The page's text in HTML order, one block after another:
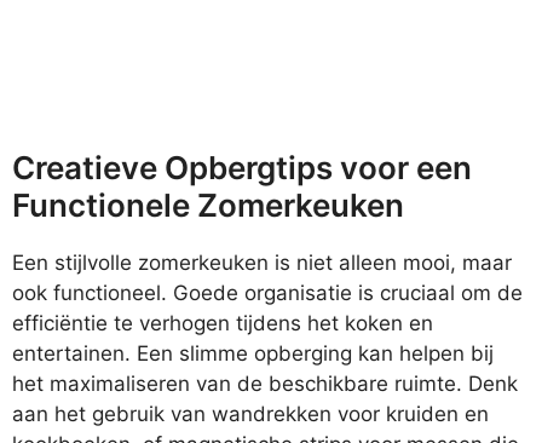
Creatieve Opbergtips voor een
Functionele Zomerkeuken
Een stijlvolle zomerkeuken is niet alleen mooi, maar
ook functioneel. Goede organisatie is cruciaal om de
efficiëntie te verhogen tijdens het koken en
entertainen. Een slimme opberging kan helpen bij
het maximaliseren van de beschikbare ruimte. Denk
aan het gebruik van wandrekken voor kruiden en